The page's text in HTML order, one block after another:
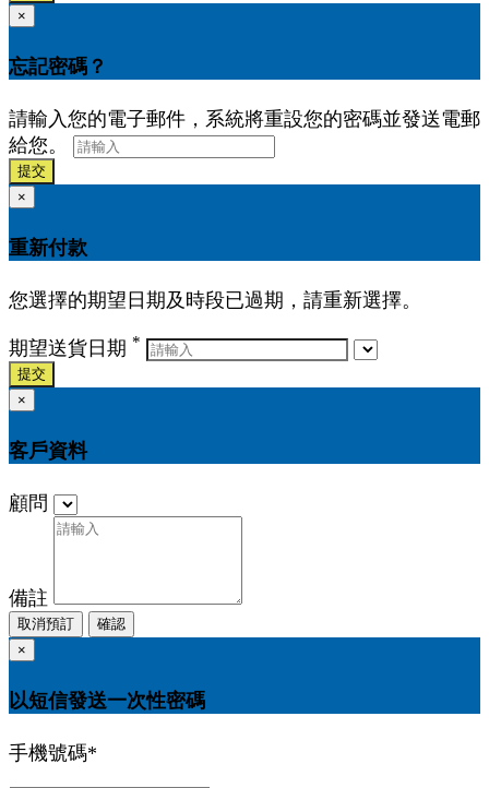
×
忘記密碼？
請輸入您的電子郵件，系統將重設您的密碼並發送電郵
給您。
提交
×
重新付款
您選擇的期望日期及時段已過期，請重新選擇。
期望送貨日期 *
提交
×
客戶資料
顧問
備註
取消預訂
確認
×
以短信發送一次性密碼
手機號碼*